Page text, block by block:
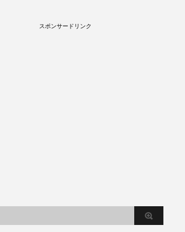
スポンサードリンク